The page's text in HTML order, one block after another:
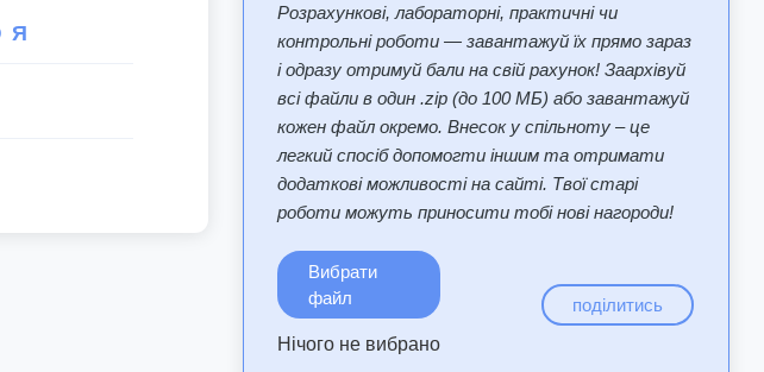
Я
Розрахункові, лабораторні, практичні чи
контрольні роботи — завантажуй їх прямо зараз
і одразу отримуй бали на свій рахунок! Заархівуй
всі файли в один .zip (до 100 МБ) або завантажуй
кожен файл окремо. Внесок у спільноту – це
легкий спосіб допомогти іншим та отримати
додаткові можливості на сайті. Твої старі
роботи можуть приносити тобі нові нагороди!
Вибрати
файл
Нічого не вибрано
поділитись